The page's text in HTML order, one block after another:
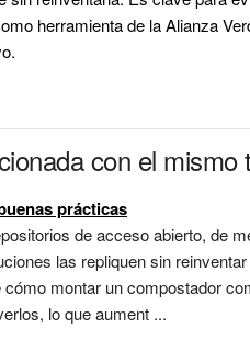
herramienta de la Alianza
con el
prácticas
de acceso abierto, de
las repliquen sin
montar un compostador
lo que aument ...